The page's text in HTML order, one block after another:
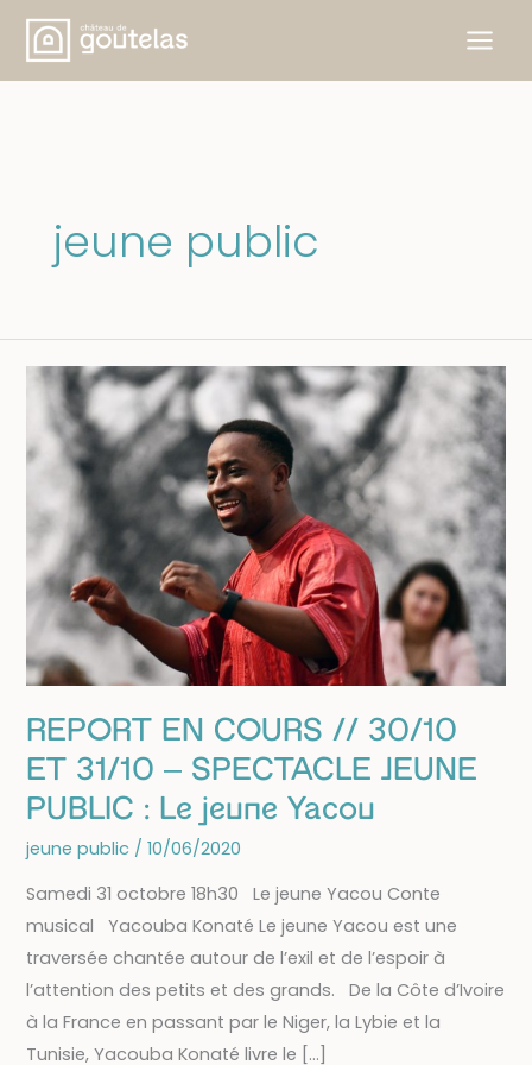
Skip
content
jeune public
REPORT EN COURS // 30/10
ET 31/10 – SPECTACLE JEUNE
PUBLIC : Le jeune Yacou
jeune public / 10/06/2020
Samedi 31 octobre 18h30 Le jeune Yacou Conte
musical Yacouba Konaté Le jeune Yacou est une
traversée chantée autour de l’exil et de l’espoir à
l’attention des petits et des grands. De la Côte d’Ivoire
à la France en passant par le Niger, la Lybie et la
Tunisie, Yacouba Konaté livre le […]